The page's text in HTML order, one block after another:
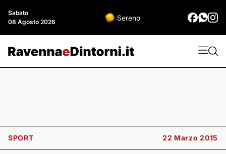
Sabato
08 Agosto 2026
Sereno
SPORT 22 Marzo 2015